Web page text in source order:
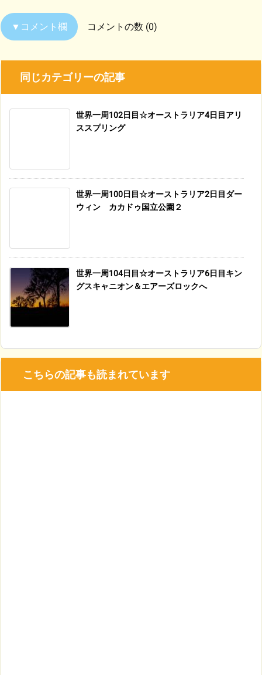
コメントの数 (0)
同じカテゴリーの記事
世界一周102日目☆オーストラリア4日目アリ
ススプリング
世界一周100日目☆オーストラリア2日目ダー
ウィン カカドゥ国立公園２
世界一周104日目☆オーストラリア6日目キン
グスキャニオン＆エアーズロックへ
こちらの記事も読まれています